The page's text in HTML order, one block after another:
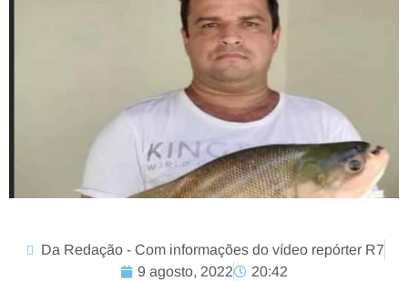
Da Redação - Com informações do vídeo repórter R7
9 agosto, 2022
20:42